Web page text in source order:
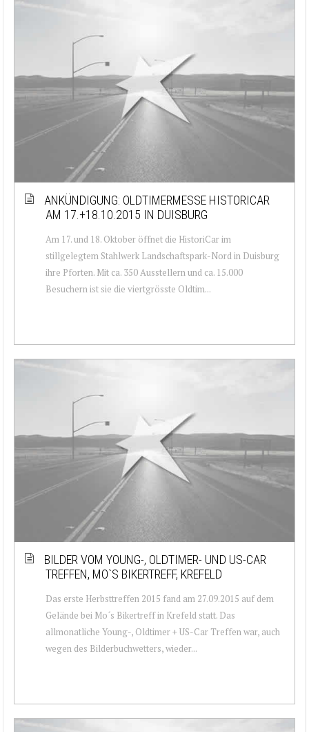
ANKÜNDIGUNG: OLDTIMERMESSE HISTORICAR
AM 17.+18.10.2015 IN DUISBURG
Am 17. und 18. Oktober öffnet die HistoriCar im
stillgelegtem Stahlwerk Landschaftspark-Nord in Duisburg
ihre Pforten. Mit ca. 350 Ausstellern und ca. 15.000
Besuchern ist sie die viertgrösste Oldtim...
BILDER VOM YOUNG-, OLDTIMER- UND US-CAR
TREFFEN, MO`S BIKERTREFF, KREFELD
Das erste Herbsttreffen 2015 fand am 27.09.2015 auf dem
Gelände bei Mo´s Bikertreff in Krefeld statt. Das
allmonatliche Young-, Oldtimer + US-Car Treffen war, auch
wegen des Bilderbuchwetters, wieder...